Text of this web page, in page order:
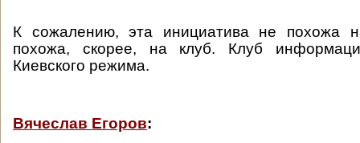
К сожалению, эта инициатива не похожа
похожа, скорее, на клуб. Клуб
Киевского режима.
Вячеслав Егоров: